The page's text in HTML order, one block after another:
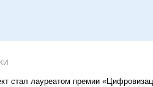
стал лауреатом премии